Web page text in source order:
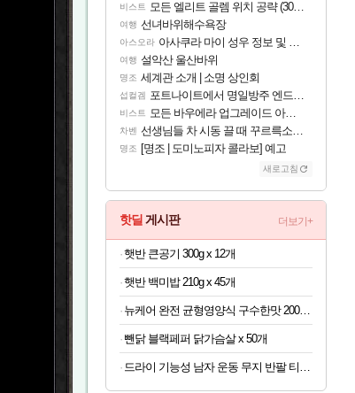
비스트 모든 엘리트 골렘 위치 공략 (30개) - 방랑 결투가
여행 선녀바위해수욕장
아스오라 아사쿠라 마이 성우 정보 및 주요 필모
여행 설악산 울산바위
명조 세계관 소개 | 소명 상인회
섭컬겜 포트나이트에서 명일방주 엔드필드 [펠리카] 판매 예정
비스트 모든 바우에라 업그레이드 아이템 획득 위치 공략 (89개)
차벤 선생님들 차 시동 끌 때 꾸르륵소리나는데
명조 [명조 | 도미노피자 콜라보] 예고
새로고침
핫딜 게시판 더보기+
햇반 큰공기 300g x 12개
햇반 백미밥 210g x 45개
뉴케어 완전 균형영양식 구수한맛 200ml x 24개
뺀닭 블랙페퍼 닭가슴살 x 50개
드라이 기능성 남자 운동 무지 반팔 티셔츠 빅사이즈